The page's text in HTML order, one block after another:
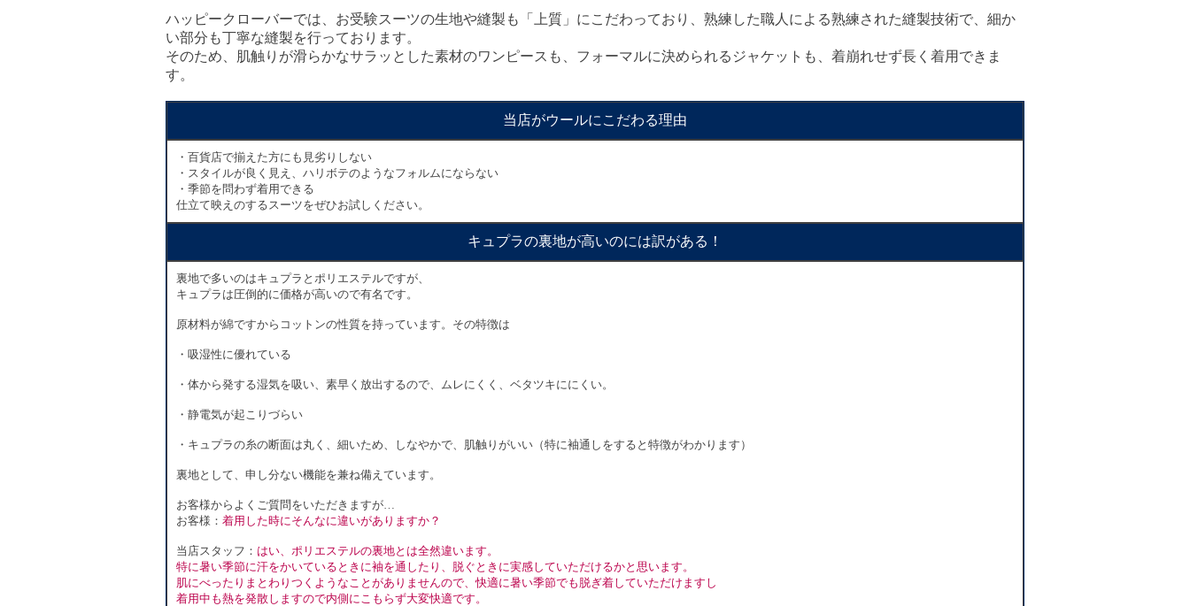
ハッピークローバーでは、お受験スーツの生地や縫製も「上質」にこだわっており、熟練した職人による熟練された縫製技術で、細か
い部分も丁寧な縫製を行っております。
そのため、肌触りが滑らかなサラッとした素材のワンピースも、フォーマルに決められるジャケットも、着崩れせず長く着用できま
す。
当店がウールにこだわる理由
・百貨店で揃えた方にも見劣りしない
・スタイルが良く見え、ハリボテのようなフォルムにならない
・季節を問わず着用できる
仕立て映えのするスーツをぜひお試しください。
キュプラの裏地が高いのには訳がある！
裏地で多いのはキュプラとポリエステルですが、
キュプラは圧倒的に価格が高いので有名です。
原材料が綿ですからコットンの性質を持っています。その特徴は
・吸湿性に優れている
・体から発する湿気を吸い、素早く放出するので、ムレにくく、ベタツキににくい。
・静電気が起こりづらい
・キュプラの糸の断面は丸く、細いため、しなやかで、肌触りがいい（特に袖通しをすると特徴がわかります）
裏地として、申し分ない機能を兼ね備えています。
お客様からよくご質問をいただきますが…
お客様： 着用した時にそんなに違いがありますか？
当店スタッフ： はい、ポリエステルの裏地とは全然違います。
特に暑い季節に汗をかいているときに袖を通したり、脱ぐときに実感していただけるかと思います。
肌にべったりまとわりつくようなことがありませんので、快適に暑い季節でも脱ぎ着していただけますし
着用中も熱を発散しますので内側にこもらず大変快適です。